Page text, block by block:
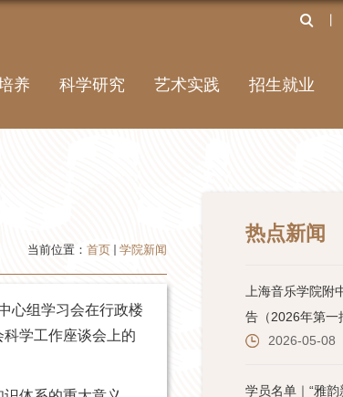
养 科学研究 艺术实践 招生就业
当前位置： 首页 学院新闻
心组学习会在行政楼
学工作座谈会上的
热点新闻